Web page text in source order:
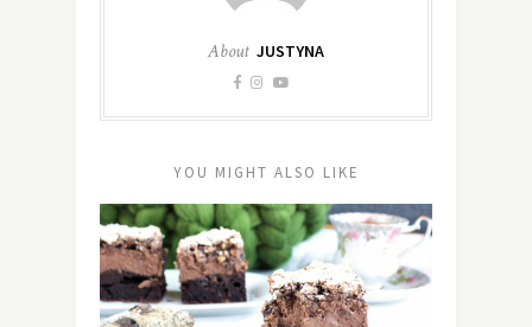
About JUSTYNA
YOU MIGHT ALSO LIKE